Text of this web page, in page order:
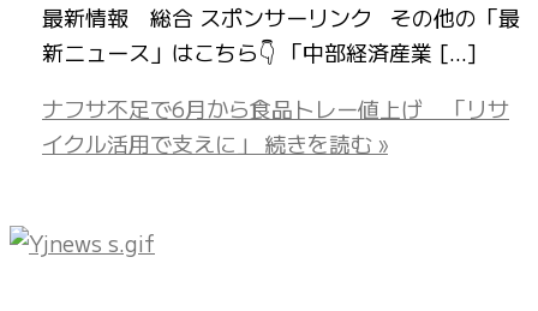
最新情報 総合 スポンサーリンク その他の「最
新ニュース」はこちら👇 「中部経済産業 […]
ナフサ不足で6月から食品トレー値上げ 「リサ
イクル活用で支えに」
続きを読む »